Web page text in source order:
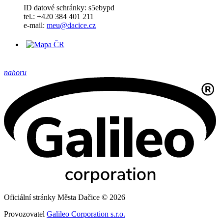
ID datové schránky: s5ebypd
tel.: +420 384 401 211
e-mail: meu@dacice.cz
nahoru
Oficiální stránky Města Dačice © 2026
Provozovatel Galileo Corporation s.r.o.